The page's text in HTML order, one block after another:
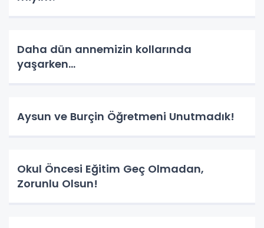
Daha dün annemizin kollarında
yaşarken...
Aysun ve Burçin Öğretmeni Unutmadık!
Okul Öncesi Eğitim Geç Olmadan,
Zorunlu Olsun!